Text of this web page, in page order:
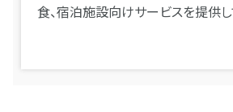
食、宿泊施設向けサービスを提供し